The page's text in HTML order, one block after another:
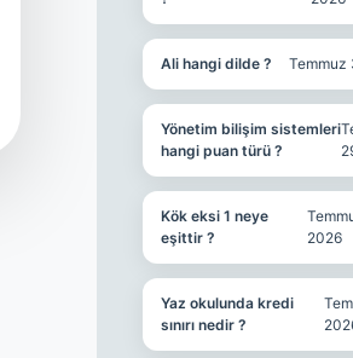
Ali hangi dilde ? Temmuz
Yönetim bilişim sistemleri
hangi puan türü ?
Kök eksi 1 neye
eşittir ?
2026
Yaz okulunda kredi
sınırı nedir ?